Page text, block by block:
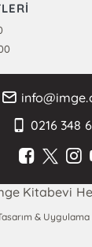
0216 348
Kitabevi
& Uygulama